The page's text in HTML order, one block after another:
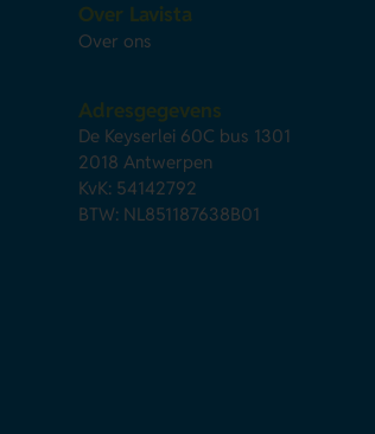
Over Lavista
Over ons
Adresgegevens
De Keyserlei 60C bus 1301
2018 Antwerpen
KvK: 54142792
BTW: NL851187638B01